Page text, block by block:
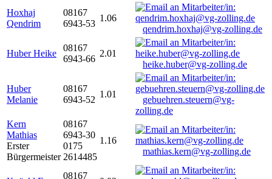
Hoxhaj
Qendrim
08167
6943-53
1.06
qendrim.hoxhaj@vg-zolling.de
Huber Heike
08167
6943-66
2.01
heike.huber@vg-zolling.de
Huber
Melanie
08167
6943-52
1.01
gebuehren.steuern@vg-
zolling.de
Kern
Mathias
Erster
Bürgermeister
08167
6943-30
0175
2614485
1.16
mathias.kern@vg-zolling.de
08167